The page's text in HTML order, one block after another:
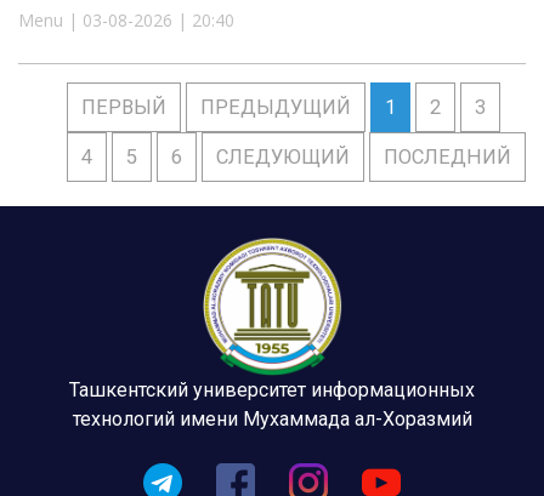
Menu | 03-08-2026 | 20:40
ПЕРВЫЙ ПРЕДЫДУЩИЙ 1 2 3
4 5 6 СЛЕДУЮЩИЙ ПОСЛЕДНИЙ
Ташкентский университет информационных
технологий имени Мухаммада ал-Хоразмий